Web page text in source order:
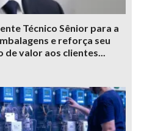
Técnico Sênior para a
e reforça seu
de valor aos clientes...